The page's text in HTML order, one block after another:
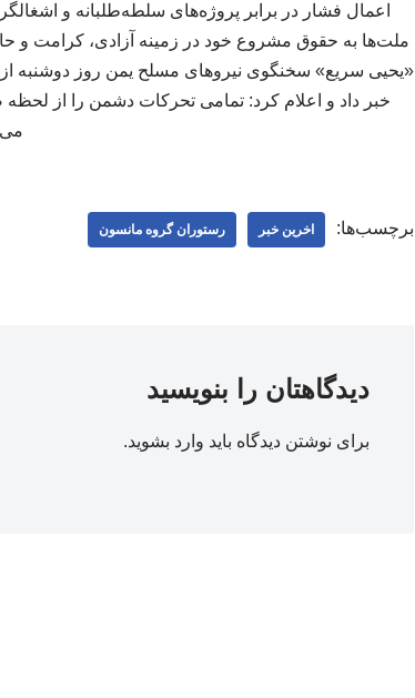
اعمال فشار در برابر پروژه‌های سلطه‌طلبانه و
ملت‌ها به حقوق مشروع خود در زمینه آزادی، کرامت و
«یحیی سریع» سخنگوی نیروهای مسلح یمن روز دوشنبه
خبر داد و اعلام کرد: تمامی تحرکات دشمن را از لحظه
برچسب‌ها: اخرین خبر رستوران گروه مانسون
دیدگاهتان را بنویسید
برای نوشتن دیدگاه باید وارد بشوید.